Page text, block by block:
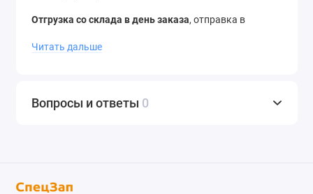
Отгрузка со склада в день заказа, отправка в
–бесплатно. Отправляем в города России и страны
Читать дальше
Вопросы и ответы 0